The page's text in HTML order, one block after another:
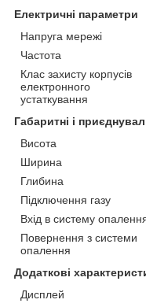
Електричні параметри
Напруга мережі
Частота
Клас захисту корпусів
електронного
устаткування
Габаритні і
Висота
Ширина
Глибина
Підключення газу
Вхід в систему
Повернення з системи
опалення
Додаткові
Дисплей